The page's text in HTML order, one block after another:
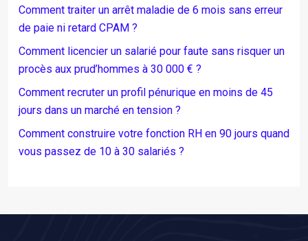
Comment traiter un arrêt maladie de 6 mois sans erreur
de paie ni retard CPAM ?
Comment licencier un salarié pour faute sans risquer un
procès aux prud’hommes à 30 000 € ?
Comment recruter un profil pénurique en moins de 45
jours dans un marché en tension ?
Comment construire votre fonction RH en 90 jours quand
vous passez de 10 à 30 salariés ?